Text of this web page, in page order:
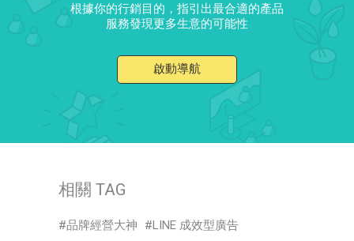
根據你的行銷目的，指引出最合適的產品
服務發現更多生意的可能性
啟動導航
相關 TAG
品牌經營大神 LINE 成效型廣告